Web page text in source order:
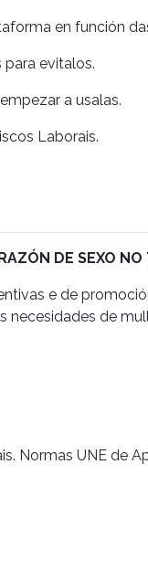
en función
evitalos.
a usalas.
Laborais.
DE SEXO
e de
necesidades de
Normas UNE de